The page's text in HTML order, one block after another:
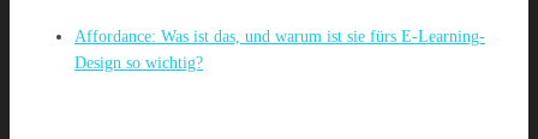
Affordance: Was ist das, und warum ist sie fürs E-Learning-
Design so wichtig?